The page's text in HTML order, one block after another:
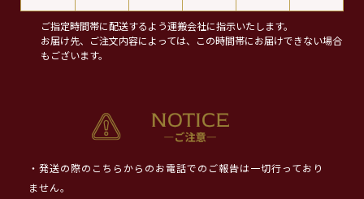
ご指定時間帯に配送するよう運搬会社に指示いたします。
お届け先、ご注文内容によっては、この時間帯にお届けできない場合
もございます。
・発送の際のこちらからのお電話でのご報告は一切行っており
ません。